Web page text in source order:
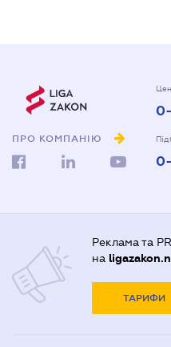
ПРО КОМПАНІЮ
Реклама та PR
на
ТАРИФИ